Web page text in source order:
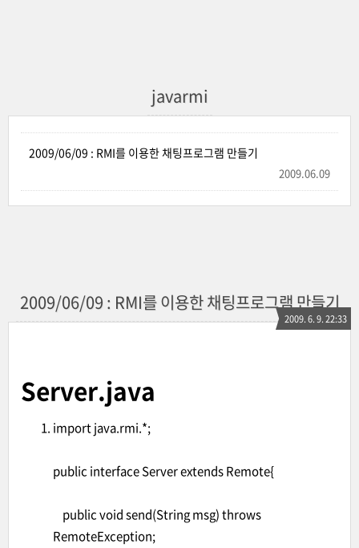
javarmi
2009/06/09 : RMI를 이용한 채팅프로그램 만들기
2009.06.09
2009/06/09 : RMI를 이용한 채팅프로그램 만들기
2009. 6. 9. 22:33
Server.java
import java.rmi.*;
public interface Server extends Remote{
public void send(String msg) throws
RemoteException;